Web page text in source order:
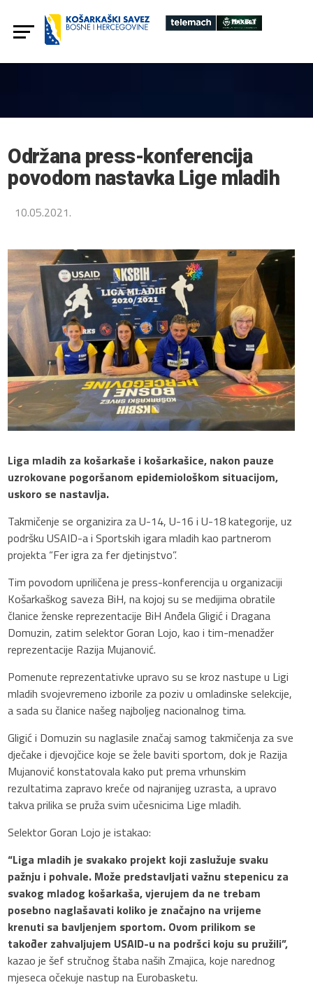
Održana press-konferencija
povodom nastavka Lige mladih
10.05.2021.
Liga mladih za košarkaše i košarkašice, nakon pauze
uzrokovane pogoršanom epidemiološkom situacijom,
uskoro se nastavlja.
Takmičenje se organizira za U-14, U-16 i U-18 kategorije, uz
podršku USAID-a i Sportskih igara mladih kao partnerom
projekta “Fer igra za fer djetinjstvo”.
Tim povodom upriličena je press-konferencija u organizaciji
Košarkaškog saveza BiH, na kojoj su se medijima obratile
članice ženske reprezentacije BiH Anđela Gligić i Dragana
Domuzin, zatim selektor Goran Lojo, kao i tim-menadžer
reprezentacije Razija Mujanović.
Pomenute reprezentativke upravo su se kroz nastupe u Ligi
mladih svojevremeno izborile za poziv u omladinske selekcije,
a sada su članice našeg najboljeg nacionalnog tima.
Gligić i Domuzin su naglasile značaj samog takmičenja za sve
dječake i djevojčice koje se žele baviti sportom, dok je Razija
Mujanović konstatovala kako put prema vrhunskim
rezultatima zapravo kreće od najranijeg uzrasta, a upravo
takva prilika se pruža svim učesnicima Lige mladih.
Selektor Goran Lojo je istakao:
“Liga mladih je svakako projekt koji zaslužuje svaku
pažnju i pohvale. Može predstavljati važnu stepenicu za
svakog mladog košarkaša, vjerujem da ne trebam
posebno naglašavati koliko je značajno na vrijeme
krenuti sa bavljenjem sportom. Ovom prilikom se
također zahvaljujem USAID-u na podršci koju su pružili”,
kazao je šef stručnog štaba naših Zmajica, koje narednog
mjeseca očekuje nastup na Eurobasketu.